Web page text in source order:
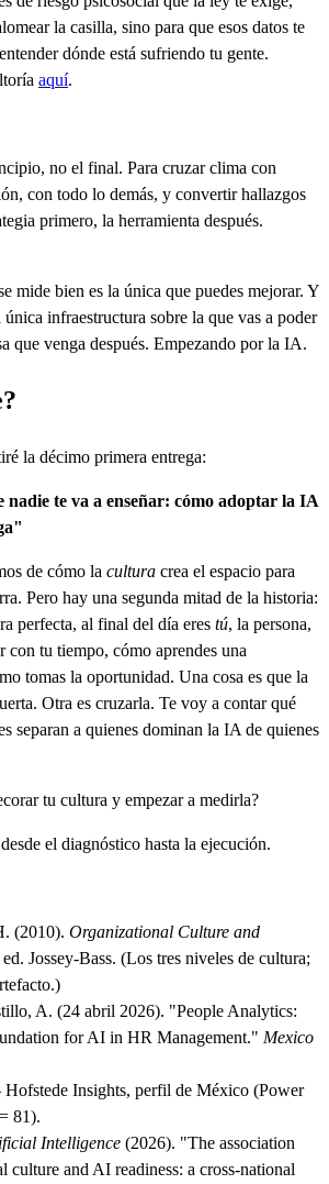
la casilla, sino para que esos datos te
dónde está sufriendo tu gente.
aquí.
no el final. Para cruzar clima con
con todo lo demás, y convertir hallazgos
primero, la herramienta después.
mide bien es la única que puedes mejorar. Y
infraestructura sobre la que vas a poder
que venga después. Empezando por la IA.
la décimo primera entrega:
nadie te va a enseñar: cómo adoptar la IA
de cómo la cultura crea el espacio para
Pero hay una segunda mitad de la historia:
perfecta, al final del día eres tú, la persona,
con tu tiempo, cómo aprendes una
tomas la oportunidad. Una cosa es que la
Otra es cruzarla. Te voy a contar qué
separan a quienes dominan la IA de quienes
tu cultura y empezar a medirla?
el diagnóstico hasta la ejecución.
(2010). Organizational Culture and
Jossey-Bass. (Los tres niveles de cultura;
A. (24 abril 2026). "People Analytics:
for AI in HR Management." Mexico
Insights, perfil de México (Power
81).
Intelligence (2026). "The association
culture and AI readiness: a cross-national